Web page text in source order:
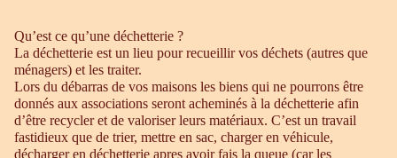
Qu’est ce qu’une déchetterie ?
La déchetterie est un lieu pour recueillir vos déchets (autres que
ménagers) et les traiter.
Lors du débarras de vos maisons les biens qui ne pourrons être
donnés aux associations seront acheminés à la déchetterie afin
d’être recycler et de valoriser leurs matériaux. C’est un travail
fastidieux que de trier, mettre en sac, charger en véhicule,
décharger en déchetterie apres avoir fais la queue (car les